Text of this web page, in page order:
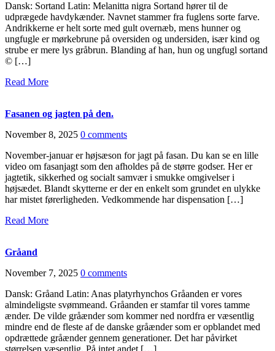
Dansk: Sortand Latin: Melanitta nigra Sortand hører til de
udprægede havdykænder. Navnet stammer fra fuglens sorte farve.
Andrikkerne er helt sorte med gult overnæb, mens hunner og
ungfugle er mørkebrune på oversiden og undersiden, især kind og
strube er mere lys gråbrun. Blanding af han, hun og ungfugl sortand
© […]
Read More
Fasanen og jagten på den.
November 8, 2025 0 comments
November-januar er højsæson for jagt på fasan. Du kan se en lille
video om fasanjagt som den afholdes på de større godser. Her er
jagtetik, sikkerhed og socialt samvær i smukke omgivelser i
højsædet. Blandt skytterne er der en enkelt som grundet en ulykke
har mistet førerligheden. Vedkommende har dispensation […]
Read More
Gråand
November 7, 2025 0 comments
Dansk: Gråand Latin: Anas platyrhynchos Gråanden er vores
almindeligste svømmeand. Gråanden er stamfar til vores tamme
ænder. De vilde gråænder som kommer ned nordfra er væsentlig
mindre end de fleste af de danske gråænder som er opblandet med
opdrættede gråænder gennem generationer. Det har påvirket